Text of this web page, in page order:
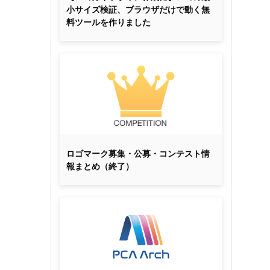
小サイズ検証、ブラウザだけで動く無
料ツールを作りました
ロゴマーク募集・公募・コンテスト情
報まとめ（終了）